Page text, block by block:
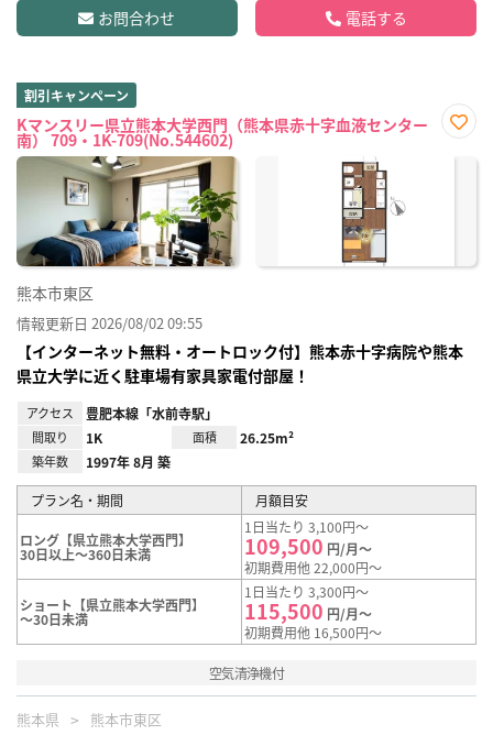
お問合わせ 電話する
割引キャンペーン
Kマンスリー県立熊本大学西門（熊本県赤十字血液センター
南） 709・1K-709(No.544602)
に入
熊本市東区
情報更新日 2026/08/02 09:55
【インターネット無料・オートロック付】熊本赤十字病院や熊本
県立大学に近く駐車場有家具家電付部屋！
アクセス 豊肥本線「水前寺駅」
間取り 1K 面積 26.25m²
築年数 1997年 8月 築
プラン名・期間 月額目安
ロング【県立熊本大学西門】
30日以上～360日未満
1日当たり 3,100円～
109,500 円/月～
初期費用他 22,000円～
ショート【県立熊本大学西門】
～30日未満
1日当たり 3,300円～
115,500 円/月～
初期費用他 16,500円～
空気清浄機付
熊本県 熊本市東区